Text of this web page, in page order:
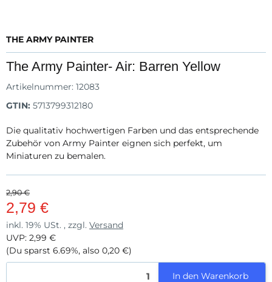
THE ARMY PAINTER
The Army Painter- Air: Barren Yellow
Artikelnummer: 12083
GTIN: 5713799312180
Die qualitativ hochwertigen Farben und das entsprechende
Zubehör von Army Painter eignen sich perfekt, um
Miniaturen zu bemalen.
2,90 €
2,79 €
inkl. 19% USt. , zzgl. Versand
UVP: 2,99 €
(Du sparst 6.69%, also 0,20 €)
In den Warenkorb